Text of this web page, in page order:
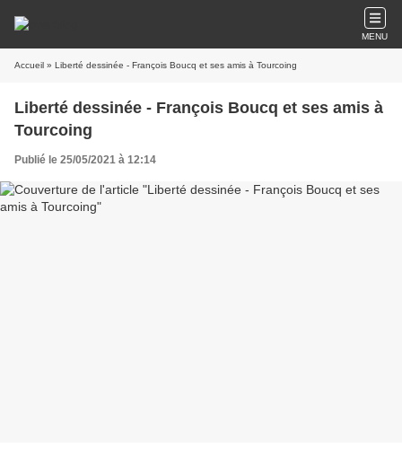
MENU
Accueil » Liberté dessinée - François Boucq et ses amis à Tourcoing
Liberté dessinée - François Boucq et ses amis à
Tourcoing
Publié le 25/05/2021 à 12:14